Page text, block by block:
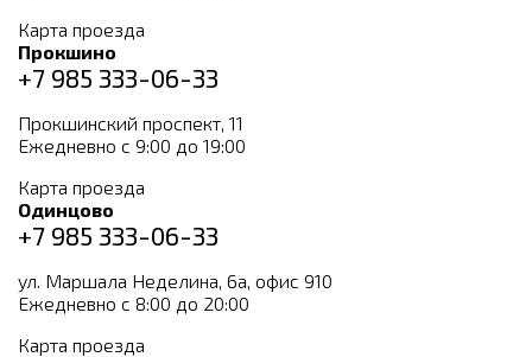
Карта проезда
Прокшино
+7 985 333-06-33
Прокшинский проспект, 11
Ежедневно с 9:00 до 19:00
Карта проезда
Одинцово
+7 985 333-06-33
ул. Маршала Неделина, 6а, офис 910
Ежедневно с 8:00 до 20:00
Карта проезда